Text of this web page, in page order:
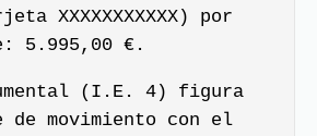
XXXXXXXXXXX) por
5.995,00 €.
(I.E. 4) figura
de movimiento con el